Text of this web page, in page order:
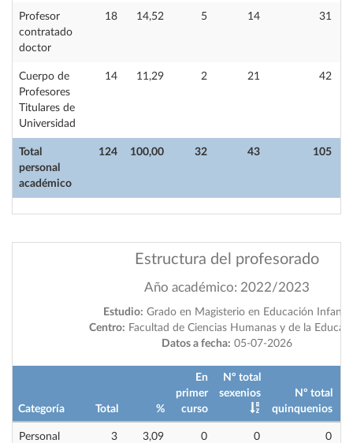
Total
personal
académico
124 100,00 32 43 105
Profesor
contratado
doctor
18 14,52 5 14 31
Cuerpo de
Profesores
Titulares de
Universidad
14 11,29 2 21 42
Estructura del profesorado
Año académico: 2022/2023
Estudio: Grado en Magisterio en Educación Infantil
Centro: Facultad de Ciencias Humanas y de la
Datos a fecha: 05-07-2026
Categoría Total %
En
primer
curso
Nº total
sexenios
Nº total
quinquenios
Personal
3 3,09 0 0 0